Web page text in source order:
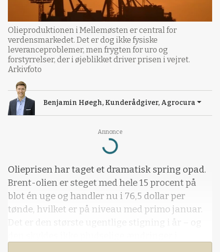
Annonce
Loading...
Olieproduktionen i Mellemøsten er central for
verdensmarkedet. Det er dog ikke fysiske
leveranceproblemer, men frygten for uro og
forstyrrelser, der i øjeblikket driver prisen i vejret.
Arkivfoto
Benjamin Høegh, Kunderådgiver, Agrocura
Olieprisen har taget et dramatisk spring opad.
Brent-olien er steget med hele 15 procent på
blot én uge og handler nu i 76,5 dollar per
tønde, hvilket er på niveau med primo januar.
Det er den største ugentlige stigning i år – og